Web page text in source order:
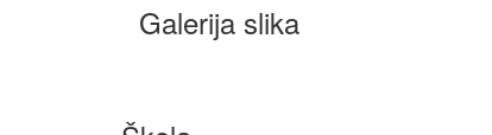
Galerija slika